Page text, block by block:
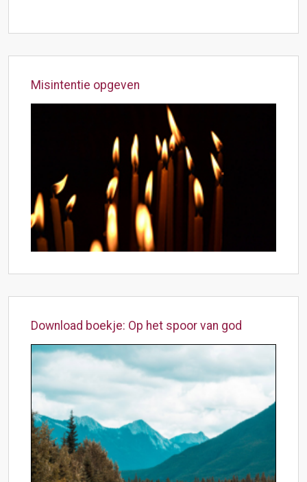
Misintentie opgeven
Download boekje: Op het spoor van god